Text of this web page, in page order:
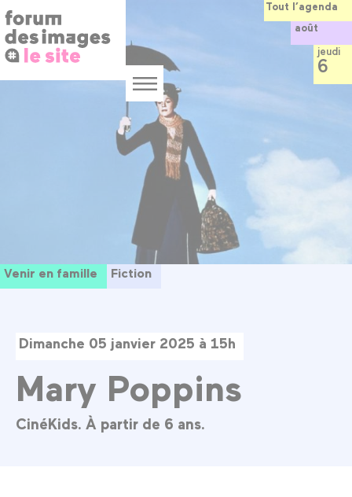
au
contenu
principal
Menu
Venir en famille Fiction
Dimanche 05 janvier 2025 à 15h
Mary Poppins
CinéKids. À partir de 6 ans.
Tout l’agenda
août
jeudi
6